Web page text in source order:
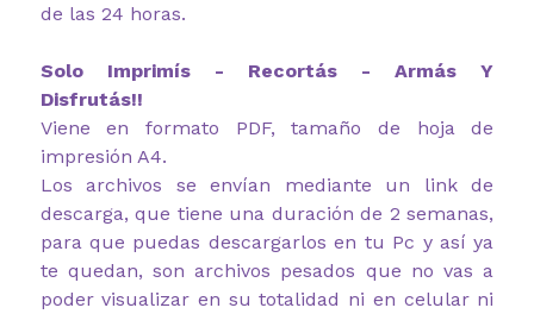
de las 24 horas.
Solo Imprimís - Recortás - Armás Y
Disfrutás!!
Viene en formato PDF, tamaño de hoja de
impresión A4.
Los archivos se envían mediante un link de
descarga, que tiene una duración de 2 semanas,
para que puedas descargarlos en tu Pc y así ya
te quedan, son archivos pesados que no vas a
poder visualizar en su totalidad ni en celular ni